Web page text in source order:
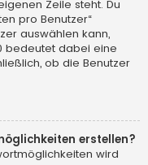
Zeile steht. Du
pro Benutzer“
auswählen kann,
bedeutet dabei eine
ob die Benutzer
erstellen?
wird